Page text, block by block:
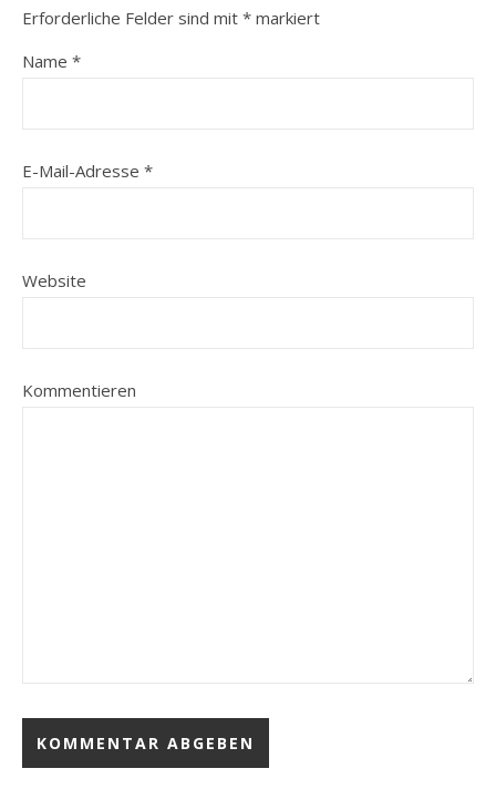
Erforderliche Felder sind mit * markiert
Name *
E-Mail-Adresse *
Website
Kommentieren